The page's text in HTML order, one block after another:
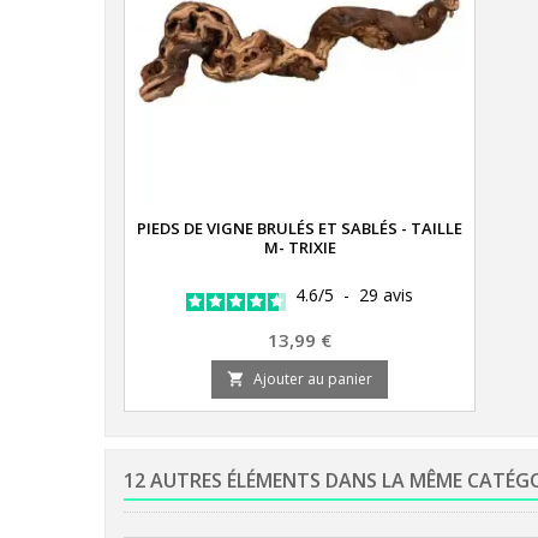
PIEDS DE VIGNE BRULÉS ET SABLÉS - TAILLE
M- TRIXIE
4.6/5 - 29avis
Prix
13,99 €
 Ajouter au panier
12 AUTRES ÉLÉMENTS DANS LA MÊME